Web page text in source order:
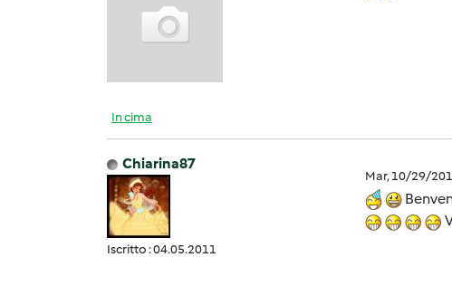
In cima
Chiarina87
Iscritto : 04.05.2011
Mar, 10/29/